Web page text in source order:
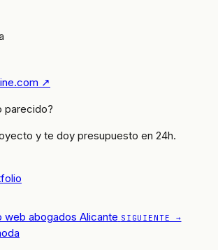
↗
parecido?
y te doy presupuesto en 24h.
web abogados Alicante SIGUIENTE →